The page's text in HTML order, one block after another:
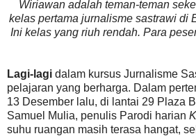
Wiriawan adalah teman-teman
kelas pertama jurnalisme sastrawi di
Ini kelas yang riuh rendah. Para
Lagi-lagi dalam kursus Jurnalisme
pelajaran yang berharga. Dalam
13 Desember lalu, di lantai 29 Plaza
Samuel Mulia, penulis Parodi harian
suhu ruangan masih terasa hangat,